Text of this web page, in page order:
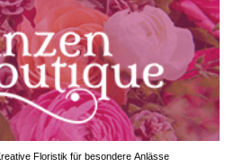
Floristik für besondere Anlässe